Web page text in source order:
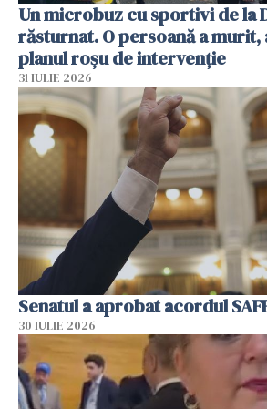
Un microbuz cu sportivi de la
răsturnat. O persoană a
planul roșu de intervenție
31 IULIE 2026
Senatul a aprobat acordul
30 IULIE 2026